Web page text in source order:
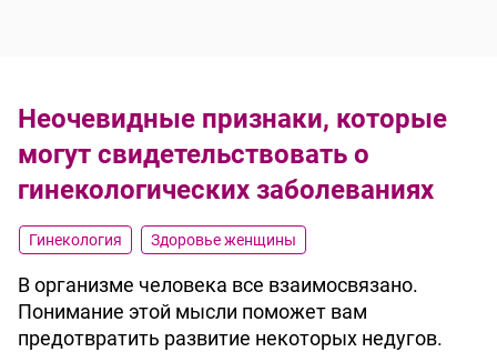
Неочевидные признаки, которые
могут свидетельствовать о
гинекологических заболеваниях
Гинекология Здоровье женщины
В организме человека все взаимосвязано.
Понимание этой мысли поможет вам
предотвратить развитие некоторых недугов.